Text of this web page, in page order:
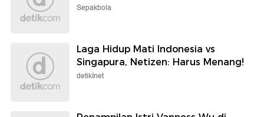
Sepakbola
Laga Hidup Mati Indonesia vs
Singapura, Netizen: Harus Menang!
detikInet